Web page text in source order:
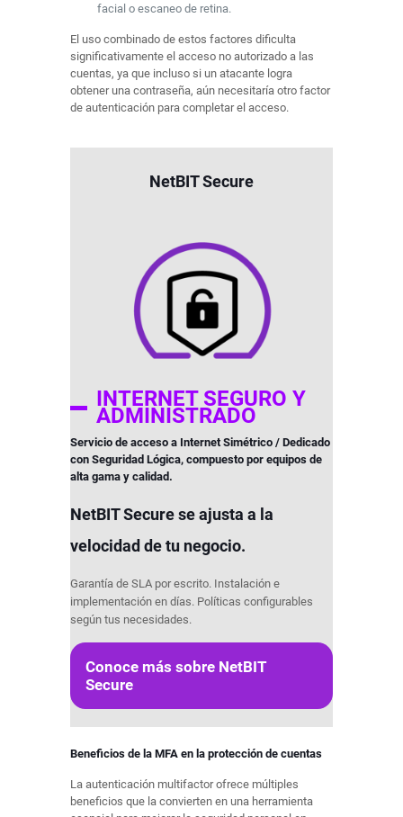
facial o escaneo de retina.
El uso combinado de estos factores dificulta
significativamente el acceso no autorizado a las
cuentas, ya que incluso si un atacante logra
obtener una contraseña, aún necesitaría otro factor
de autenticación para completar el acceso.
NetBIT Secure
INTERNET SEGURO Y
ADMINISTRADO
Servicio de acceso a Internet Simétrico / Dedicado
con Seguridad Lógica, compuesto por equipos de
alta gama y calidad.
NetBIT Secure se ajusta a la
velocidad de tu negocio.
Garantía de SLA por escrito. Instalación e
implementación en días. Políticas configurables
según tus necesidades.
Conoce más sobre NetBIT
Secure
Beneficios de la MFA en la protección de cuentas
La autenticación multifactor ofrece múltiples
beneficios que la convierten en una herramienta